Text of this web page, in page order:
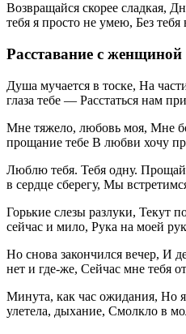
Возвращайся скорее сладкая,
тебя я просто не умею, Без
Расставание с женщиной
Душа мучается в тоске, На
глаза тебе — Расстаться нам
Мне тяжело, любовь моя, Мне
прощание тебе В любви хочу
Люблю тебя. Тебя одну.
в сердце сберегу, Мы
Горькие слезы разлуки, Текут
сейчас и мило, Рука на моей
Но снова закончился вечер, И
нет и где-же, Сейчас мне тебя
Минута, как час ожидания, Но
улетела, дыхание, Смолкло в